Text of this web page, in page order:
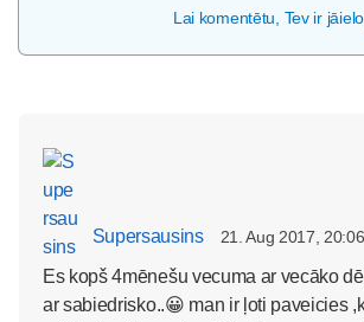
Lai komentētu, Tev ir
Supersausins 21. Aug 2017, 20:06
Es kopš 4mēnešu vecuma ar vecāko
ar sabiedrisko..😀 man ir ļoti paveicies